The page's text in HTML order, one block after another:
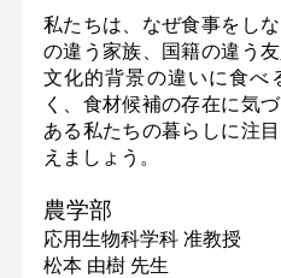
私たちは、なぜ食事をし
の違う家族、国籍の違う
文化的背景の違いに食べ
く、食材候補の存在に気
ある私たちの暮らしに注
えましょう。
農学部
応用生物科学科 准教授
松本 由樹 先生